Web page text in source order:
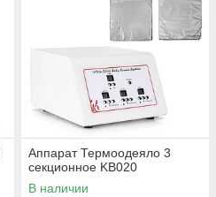
Аппарат Термоодеяло 3
секционное KB020
В наличии